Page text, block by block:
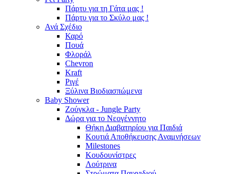
Πάρτυ για τη Γάτα μας !
Πάρτυ για το Σκύλο μας !
Ανά Σχέδιο
Καρό
Πουά
Φλοράλ
Chevron
Kraft
Ριγέ
Ξύλινα Βιοδιασπώμενα
Baby Shower
Ζούγκλα - Jungle Party
Δώρα για το Νεογέννητο
Θήκη Διαβατηρίου για Παιδιά
Κουτιά Αποθήκευσης Αναμνήσεων
Milestones
Κουδουνίστρες
Λούτρινα